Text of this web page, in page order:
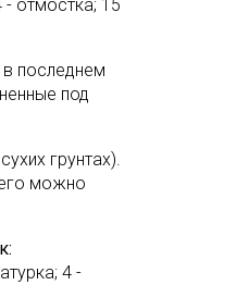
- отмостка; 15
последнем
под
грунтах).
можно
4 -